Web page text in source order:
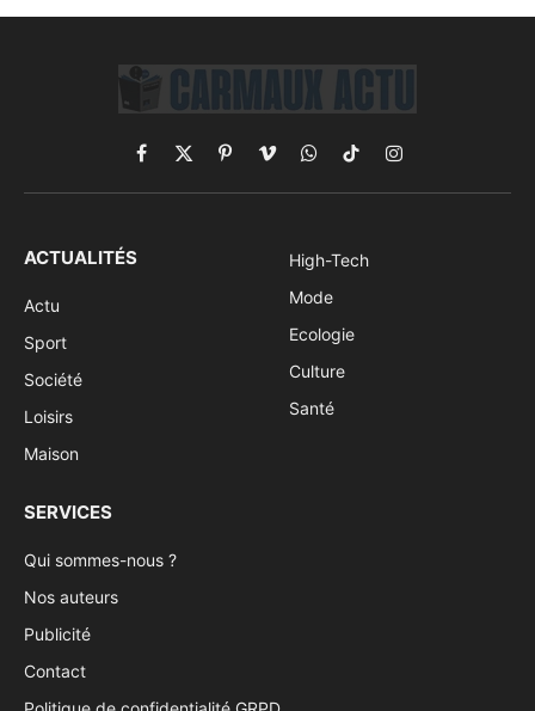
Facebook
X
(Twitter)
PinterestVimeoWhatsApp
TikTokInstagram
ACTUALITÉS
Actu
Sport
Société
Loisirs
Maison
High-Tech
Mode
Ecologie
Culture
Santé
SERVICES
Qui sommes-nous ?
Nos auteurs
Publicité
Contact